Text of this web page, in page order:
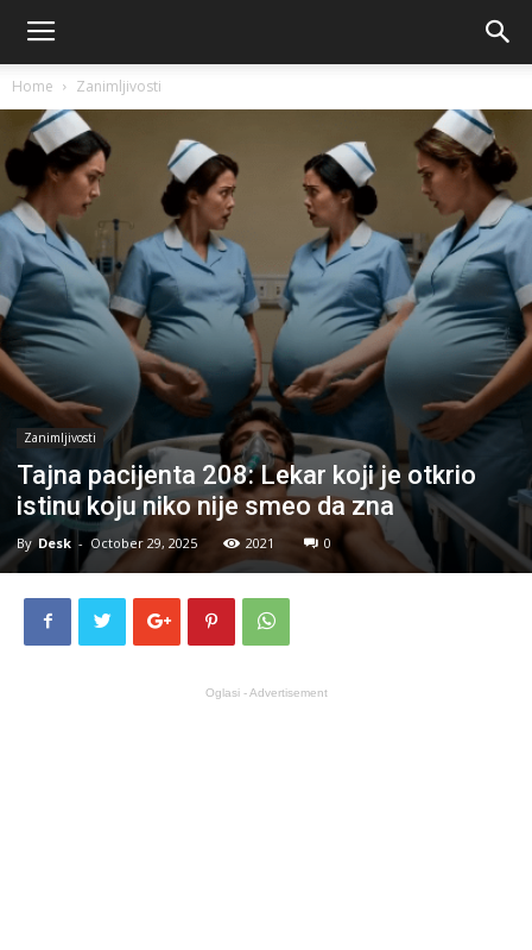
Home Zanimljivosti
Zanimljivosti
Tajna pacijenta 208: Lekar koji je otkrio
istinu koju niko nije smeo da zna
By Desk - October 29, 2025 2021 0
Oglasi - Advertisement